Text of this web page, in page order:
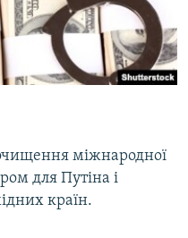
міжнародної
для Путіна і
країн.